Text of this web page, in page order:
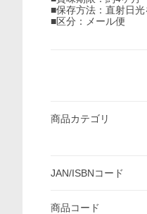
■保存方法：直射日
■区分：メール便
商品カテゴリ
JAN/ISBNコード
商品コード